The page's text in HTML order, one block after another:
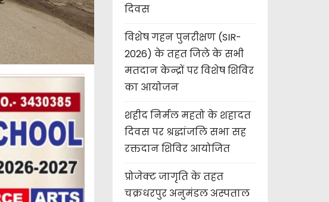
दिवस
विशेष गहन पुनरीक्षण (SIR-
2026) के तहत जिले के सभी
मतदान केन्द्रों पर विशेष शिविर
का आयोजन
शहीद निर्मल महतो के शहादत
दिवस पर श्रद्धांजलि सभा सह
रक्तदान शिविर आयोजित
प्रोजेक्ट जागृति के तहत
चक्रधरपुर अनुमंडल अस्पताल